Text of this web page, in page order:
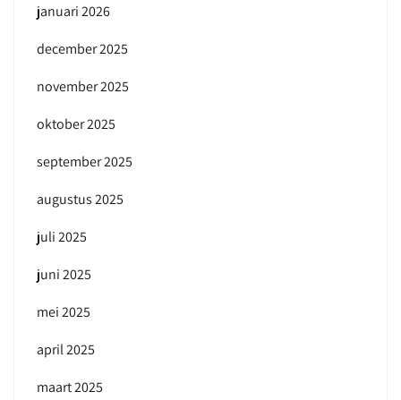
januari 2026
december 2025
november 2025
oktober 2025
september 2025
augustus 2025
juli 2025
juni 2025
mei 2025
april 2025
maart 2025